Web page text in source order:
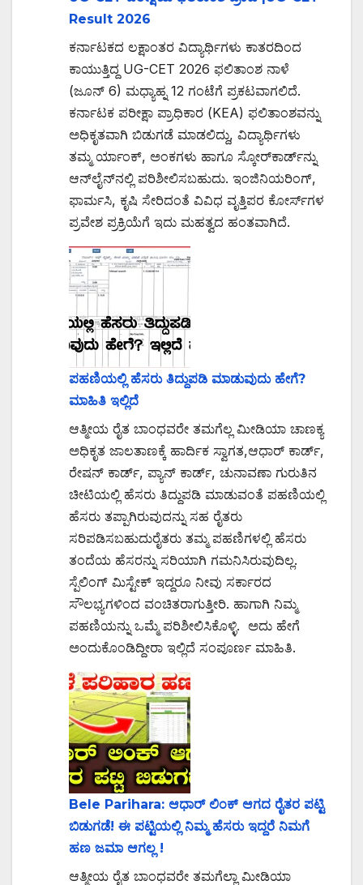
Result 2026
ಕರ್ನಾಟಕದ ಲಕ್ಷಾಂತರ ವಿದ್ಯಾರ್ಥಿಗಳು ಕಾತರದಿಂದ
ಕಾಯುತ್ತಿದ್ದ UG-CET 2026 ಫಲಿತಾಂಶ ನಾಳೆ
(ಜೂನ್ 6) ಮಧ್ಯಾಹ್ನ 12 ಗಂಟೆಗೆ ಪ್ರಕಟವಾಗಲಿದೆ.
ಕರ್ನಾಟಕ ಪರೀಕ್ಷಾ ಪ್ರಾಧಿಕಾರ (KEA) ಫಲಿತಾಂಶವನ್ನು
ಅಧಿಕೃತವಾಗಿ ಬಿಡುಗಡೆ ಮಾಡಲಿದ್ದು, ವಿದ್ಯಾರ್ಥಿಗಳು
ತಮ್ಮ ರ್ಯಾಂಕ್, ಅಂಕಗಳು ಹಾಗೂ ಸ್ಕೋರ್‌ಕಾರ್ಡ್‌ನ್ನು
ಆನ್‌ಲೈನ್‌ನಲ್ಲಿ ಪರಿಶೀಲಿಸಬಹುದು. ಇಂಜಿನಿಯರಿಂಗ್,
ಫಾರ್ಮಸಿ, ಕೃಷಿ ಸೇರಿದಂತೆ ವಿವಿಧ ವೃತ್ತಿಪರ ಕೋರ್ಸ್‌ಗಳ
ಪ್ರವೇಶ ಪ್ರಕ್ರಿಯೆಗೆ ಇದು ಮಹತ್ವದ ಹಂತವಾಗಿದೆ.
ಪಹಣಿಯಲ್ಲಿ ಹೆಸರು ತಿದ್ದುಪಡಿ ಮಾಡುವುದು ಹೇಗೆ?
ಮಾಹಿತಿ ಇಲ್ಲಿದೆ
ಆತ್ಮೀಯ ರೈತ ಬಾಂಧವರೇ ತಮಗೆಲ್ಲ ಮೀಡಿಯಾ ಚಾಣಕ್ಯ
ಅಧಿಕೃತ ಜಾಲತಾಣಕ್ಕೆ ಹಾರ್ದಿಕ ಸ್ವಾಗತ,ಆಧಾರ್ ಕಾರ್ಡ್,
ರೇಷನ್ ಕಾರ್ಡ್, ಪ್ಯಾನ್ ಕಾರ್ಡ್, ಚುನಾವಣಾ ಗುರುತಿನ
ಚೀಟಿಯಲ್ಲಿ ಹೆಸರು ತಿದ್ದುಪಡಿ ಮಾಡುವಂತೆ ಪಹಣಿಯಲ್ಲಿ
ಹೆಸರು ತಪ್ಪಾಗಿರುವುದನ್ನು ಸಹ ರೈತರು
ಸರಿಪಡಿಸಬಹುದುರೈತರು ತಮ್ಮ ಪಹಣಿಗಳಲ್ಲಿ ಹೆಸರು
ತಂದೆಯ ಹೆಸರನ್ನು ಸರಿಯಾಗಿ ಗಮನಿಸಿರುವುದಿಲ್ಲ.
ಸ್ಪೆಲಿಂಗ್ ಮಿಸ್ಟೇಕ್ ಇದ್ದರೂ ನೀವು ಸರ್ಕಾರದ
ಸೌಲಭ್ಯಗಳಿಂದ ವಂಚಿತರಾಗುತ್ತೀರಿ. ಹಾಗಾಗಿ ನಿಮ್ಮ
ಪಹಣಿಯನ್ನು ಒಮ್ಮೆ ಪರಿಶೀಲಿಸಿಕೊಳ್ಳಿ. ಅದು ಹೇಗೆ
ಅಂದುಕೊಂಡಿದ್ದೀರಾ ಇಲ್ಲಿದೆ ಸಂಪೂರ್ಣ ಮಾಹಿತಿ.
Bele Parihara: ಆಧಾರ್ ಲಿಂಕ್ ಆಗದ ರೈತರ ಪಟ್ಟಿ
ಬಿಡುಗಡೆ! ಈ ಪಟ್ಟಿಯಲ್ಲಿ ನಿಮ್ಮ ಹೆಸರು ಇದ್ದರೆ ನಿಮಗೆ
ಹಣ ಜಮಾ ಆಗಲ್ಲ !
ಆತ್ಮೀಯ ರೈತ ಬಾಂಧವರೇ ತಮಗೆಲ್ಲಾ ಮೀಡಿಯಾ